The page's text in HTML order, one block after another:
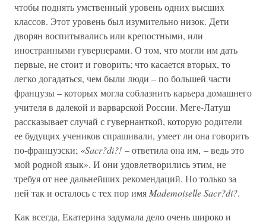
чтобы поднять умственный уровень одних высших
классов. Этот уровень был изумительно низок. Дети
дворян воспитывались или крепостными, или
иностранными гувернерами. О том, что могли им дать
первые, не стоит и говорить; что касается вторых, то
легко догадаться, чем были люди – по большей части
французы – которых могла соблазнить карьера домашнего
учителя в далекой и варварской России. Меге-Латуш
рассказывает случай с гувернанткой, которую родители
ее будущих учеников спрашивали, умеет ли она говорить
по-французски; «Sacr?di?! – ответила она им, – ведь это
мой родной язык». И они удовлетворились этим, не
требуя от нее дальнейших рекомендаций. Но только за
ней так и осталось с тех пор имя Mademoiselle Sacr?di?.
Как всегда, Екатерина задумала дело очень широко и